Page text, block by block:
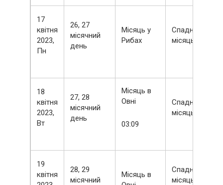
17
квітня
2023,
Пн
26, 27
місячний
день
Місяць у
Рибах
Спадний
місяць
18
квітня
2023,
Вт
27, 28
місячний
день
Місяць в
Овні
03:09
Спадний
місяць
19
квітня
28, 29
місячний
Місяць в
Спадний
місяць